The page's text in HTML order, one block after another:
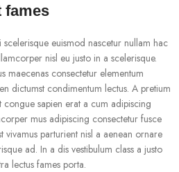
fames
euismod nascetur nullam hac
nisl eu justo in a scelerisque.
maecenas consectetur elementum
dictumst condimentum lectus. A pretium
sapien erat a cum adipiscing
mus adipiscing consectetur fusce
vivamus parturient nisl a aenean ornare
ad. In a dis vestibulum class a justo
lectus fames porta.